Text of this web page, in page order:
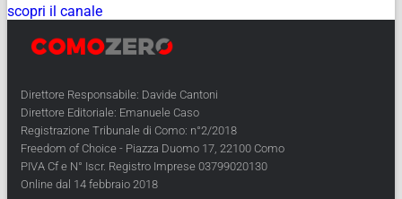
scopri il canale
Direttore Responsabile: Davide Cantoni
Direttore Editoriale: Emanuele Caso
Registrazione Tribunale di Como: n°2/2018
Freedom of Choice - Piazza Duomo 17, 22100 Como
PIVA Cf e N° Iscr. Registro Imprese 03799020130
Online dal 14 febbraio 2018